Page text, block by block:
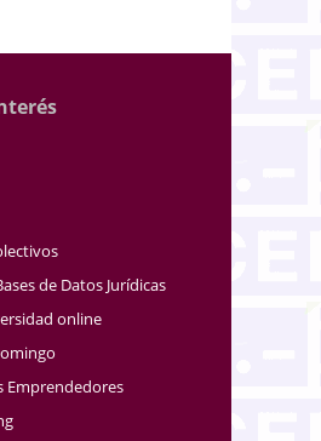
de Datos Jurídicas
online
Emprendedores